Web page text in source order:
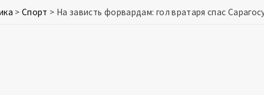
> Спорт > На зависть форвардам: гол вратаря спас